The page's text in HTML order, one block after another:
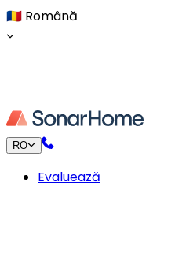
🇷🇴 Română
RO
Evaluează